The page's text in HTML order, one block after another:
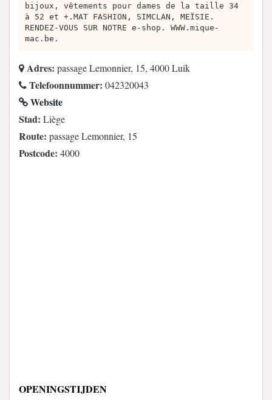
bijoux, vêtements pour dames de la taille 34
à 52 et +.MAT FASHION, SIMCLAN, MEÏSIE.
RENDEZ-VOUS SUR NOTRE e-shop. WWW.mique-
mac.be.
Adres: passage Lemonnier, 15, 4000 Luik
Telefoonnummer: 042320043
Website
Stad: Liège
Route: passage Lemonnier, 15
Postcode: 4000
OPENINGSTIJDEN